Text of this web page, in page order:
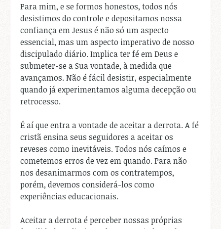
Para mim, e se formos honestos, todos nós
desistimos do controle e depositamos nossa
confiança em Jesus é não só um aspecto
essencial, mas um aspecto imperativo de nosso
discipulado diário. Implica ter fé em Deus e
submeter-se a Sua vontade, à medida que
avançamos. Não é fácil desistir, especialmente
quando já experimentamos alguma decepção ou
retrocesso.
É aí que entra a vontade de aceitar a derrota. A fé
cristã ensina seus seguidores a aceitar os
reveses como inevitáveis. Todos nós caímos e
cometemos erros de vez em quando. Para não
nos desanimarmos com os contratempos,
porém, devemos considerá-los como
experiências educacionais.
Aceitar a derrota é perceber nossas próprias